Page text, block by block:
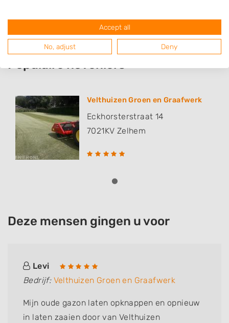
Populaire hoveniers
Velthuizen Groen en Graafwerk
Eckhorsterstraat 14
7021KV Zelhem
Deze mensen gingen u voor
Levi
Bedrijf: Velthuizen Groen en Graafwerk
Mijn oude gazon laten opknappen en opnieuw
in laten zaaien door van Velthuizen
Accept all
No, adjust Deny